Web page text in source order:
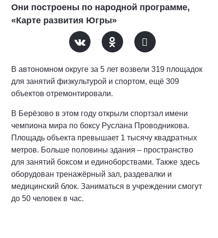
Они построены по народной программе,
«Карте развития Югры»
В автономном округе за 5 лет возвели 319 площадок
для занятий физкультурой и спортом, ещё 309
объектов отремонтировали.
В Берёзово в этом году открыли спортзал имени
чемпиона мира по боксу Руслана Проводникова.
Площадь объекта превышает 1 тысячу квадратных
метров. Больше половины здания – пространство
для занятий боксом и единоборствами. Также здесь
оборудован тренажёрный зал, раздевалки и
медицинский блок. Заниматься в учреждении смогут
до 50 человек в час.